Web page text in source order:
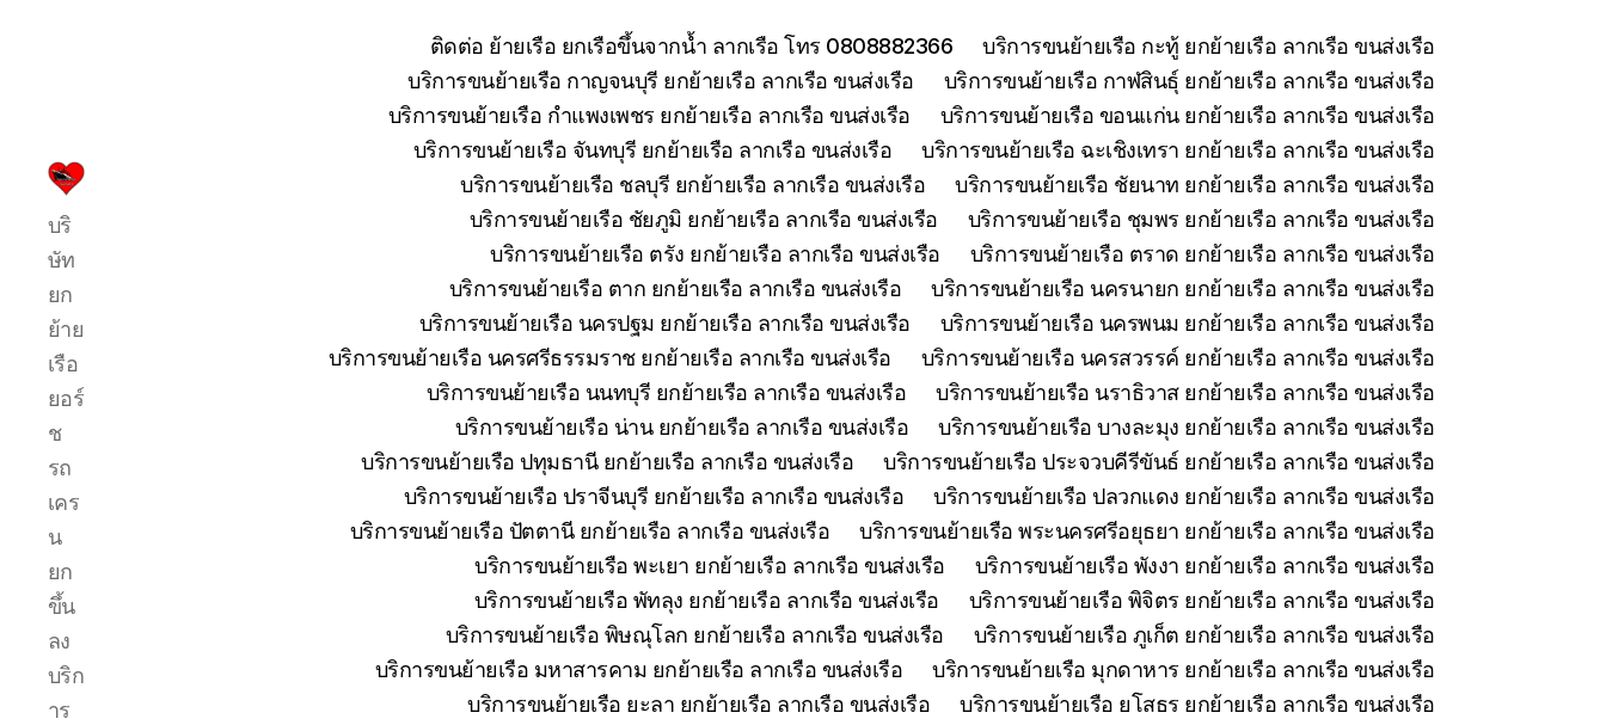
รับ
ขน
ย้าย
ใหญ่
เครน
ยก
ขึ้น
จาก
น้ำ
โทร
0818900005
บริษัท
เรา
เชี่ยวชาญ
งาน
บริ
ษัท
ยก
ย้าย
เรือ
ยอร์
ช
รถ
เคร
น
ยก
ขึ้น
ลง
บริก
าร
ติดต่อ ย้ายเรือ ยกเรือขึ้นจากน้ำ ลากเรือ โทร 0808882366
บริการขนย้ายเรือ กะทู้ ยกย้ายเรือ ลากเรือ ขนส่งเรือ
บริการขนย้ายเรือ กาญจนบุรี ยกย้ายเรือ ลากเรือ ขนส่งเรือ
บริการขนย้ายเรือ กาฬสินธุ์ ยกย้ายเรือ ลากเรือ ขนส่งเรือ
บริการขนย้ายเรือ กำแพงเพชร ยกย้ายเรือ ลากเรือ ขนส่งเรือ
บริการขนย้ายเรือ ขอนแก่น ยกย้ายเรือ ลากเรือ ขนส่งเรือ
บริการขนย้ายเรือ จันทบุรี ยกย้ายเรือ ลากเรือ ขนส่งเรือ
บริการขนย้ายเรือ ฉะเชิงเทรา ยกย้ายเรือ ลากเรือ ขนส่งเรือ
บริการขนย้ายเรือ ชลบุรี ยกย้ายเรือ ลากเรือ ขนส่งเรือ
บริการขนย้ายเรือ ชัยนาท ยกย้ายเรือ ลากเรือ ขนส่งเรือ
บริการขนย้ายเรือ ชัยภูมิ ยกย้ายเรือ ลากเรือ ขนส่งเรือ
บริการขนย้ายเรือ ชุมพร ยกย้ายเรือ ลากเรือ ขนส่งเรือ
บริการขนย้ายเรือ ตรัง ยกย้ายเรือ ลากเรือ ขนส่งเรือ
บริการขนย้ายเรือ ตราด ยกย้ายเรือ ลากเรือ ขนส่งเรือ
บริการขนย้ายเรือ ตาก ยกย้ายเรือ ลากเรือ ขนส่งเรือ
บริการขนย้ายเรือ นครนายก ยกย้ายเรือ ลากเรือ ขนส่งเรือ
บริการขนย้ายเรือ นครปฐม ยกย้ายเรือ ลากเรือ ขนส่งเรือ
บริการขนย้ายเรือ นครพนม ยกย้ายเรือ ลากเรือ ขนส่งเรือ
บริการขนย้ายเรือ นครศรีธรรมราช ยกย้ายเรือ ลากเรือ ขนส่งเรือ
บริการขนย้ายเรือ นครสวรรค์ ยกย้ายเรือ ลากเรือ ขนส่งเรือ
บริการขนย้ายเรือ นนทบุรี ยกย้ายเรือ ลากเรือ ขนส่งเรือ
บริการขนย้ายเรือ นราธิวาส ยกย้ายเรือ ลากเรือ ขนส่งเรือ
บริการขนย้ายเรือ น่าน ยกย้ายเรือ ลากเรือ ขนส่งเรือ
บริการขนย้ายเรือ บางละมุง ยกย้ายเรือ ลากเรือ ขนส่งเรือ
บริการขนย้ายเรือ ปทุมธานี ยกย้ายเรือ ลากเรือ ขนส่งเรือ
บริการขนย้ายเรือ ประจวบคีรีขันธ์ ยกย้ายเรือ ลากเรือ ขนส่งเรือ
บริการขนย้ายเรือ ปราจีนบุรี ยกย้ายเรือ ลากเรือ ขนส่งเรือ
บริการขนย้ายเรือ ปลวกแดง ยกย้ายเรือ ลากเรือ ขนส่งเรือ
บริการขนย้ายเรือ ปัตตานี ยกย้ายเรือ ลากเรือ ขนส่งเรือ
บริการขนย้ายเรือ พระนครศรีอยุธยา ยกย้ายเรือ ลากเรือ ขนส่งเรือ
บริการขนย้ายเรือ พะเยา ยกย้ายเรือ ลากเรือ ขนส่งเรือ
บริการขนย้ายเรือ พังงา ยกย้ายเรือ ลากเรือ ขนส่งเรือ
บริการขนย้ายเรือ พัทลุง ยกย้ายเรือ ลากเรือ ขนส่งเรือ
บริการขนย้ายเรือ พิจิตร ยกย้ายเรือ ลากเรือ ขนส่งเรือ
บริการขนย้ายเรือ พิษณุโลก ยกย้ายเรือ ลากเรือ ขนส่งเรือ
บริการขนย้ายเรือ ภูเก็ต ยกย้ายเรือ ลากเรือ ขนส่งเรือ
บริการขนย้ายเรือ มหาสารคาม ยกย้ายเรือ ลากเรือ ขนส่งเรือ
บริการขนย้ายเรือ มุกดาหาร ยกย้ายเรือ ลากเรือ ขนส่งเรือ
บริการขนย้ายเรือ ยะลา ยกย้ายเรือ ลากเรือ ขนส่งเรือ
บริการขนย้ายเรือ ยโสธร ยกย้ายเรือ ลากเรือ ขนส่งเรือ